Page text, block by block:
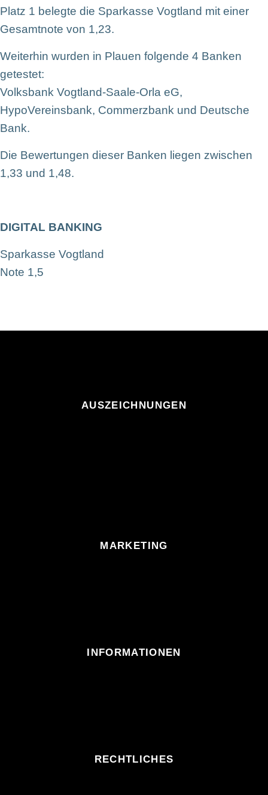
Platz 1 belegte die Sparkasse Vogtland mit einer
Gesamtnote von 1,23.
Weiterhin wurden in Plauen folgende 4 Banken
getestet:
Volksbank Vogtland-Saale-Orla eG,
HypoVereinsbank, Commerzbank und Deutsche
Bank.
Die Bewertungen dieser Banken liegen zwischen
1,33 und 1,48.
DIGITAL BANKING
Sparkasse Vogtland
Note 1,5
AUSZEICHNUNGEN
MARKETING
INFORMATIONEN
RECHTLICHES